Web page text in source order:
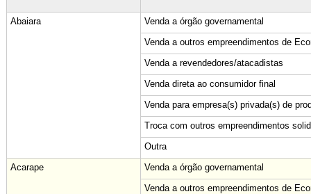
Abaiara
Venda a órgão governamental
Venda a outros empreendimentos de
Venda a revendedores/atacadistas
Venda direta ao consumidor final
Venda para empresa(s) privada(s) de
Troca com outros empreendimentos
Outra
Acarape
Venda a órgão governamental
Venda a outros empreendimentos de